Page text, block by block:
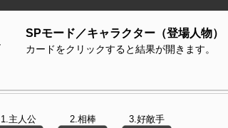
SPモード／キャラクター（登場人物）
カードをクリックすると結果が開きます。
1.主人公 2.相棒 3.好敵手